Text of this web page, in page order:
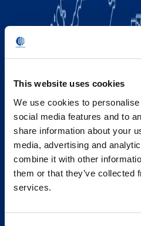
This website uses cookies
We use cookies to
social media features and to
share information about your
media, advertising and
combine it with other
them or that they’ve collected
services.